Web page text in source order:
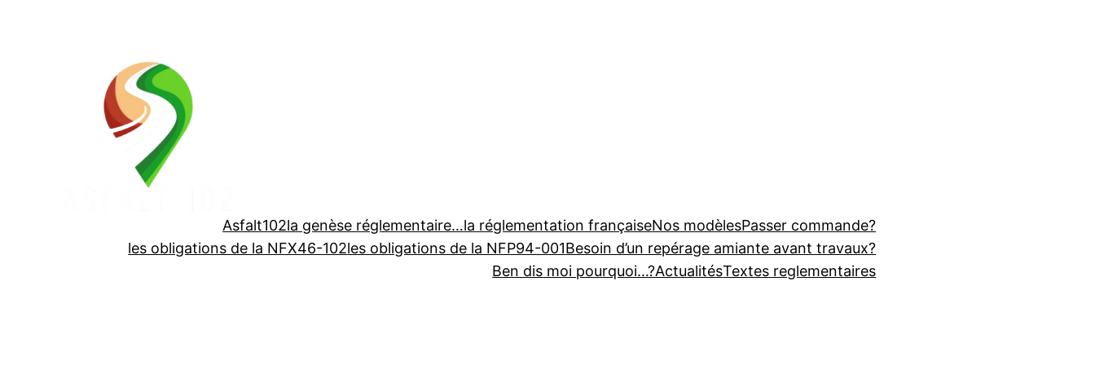
Asfalt102la genèse réglementaire…la réglementation françaiseNos modèlesPasser commande?
les obligations de la NFX46-102les obligations de la NFP94-001Besoin d’un repérage amiante avant travaux?
Ben dis moi pourquoi…?ActualitésTextes reglementaires